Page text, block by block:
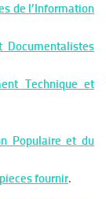
de l’Information
Documentalistes
Technique et
Populaire et du
pieces fournir.